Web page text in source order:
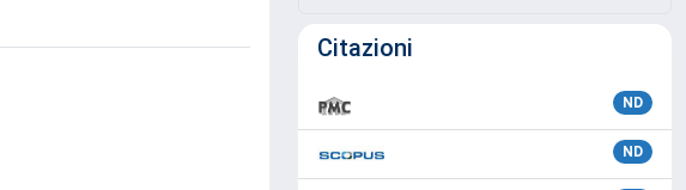
Citazioni
ND
ND